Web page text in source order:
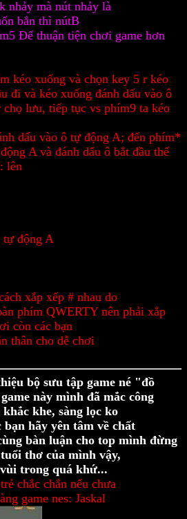
nhảy mà nút nhảy là
bắn thì nútB
Để thuận tiện chơi game hơn
kéo xuống và chọn key 5 r kéo
đi và kéo xuống đánh dấu vào ô
lưu, tiếp tục vs phím9 ta kéo
dấu vào ô tự động A; đến phím*
A và đánh dấu ô bắt đầu thế
lên
tự động A
xắp xếp # nhau do
phím QWERTY nên phải xắp
còn các bạn
thân cho dễ chơi
bộ sưu tập game né "đồ
này mình đã mắc công
khe, sàng lọc ko
hãy yên tâm về chất
bàn luận cho top mình đừng
thơ của mình vậy,
trong quá khứ...
chắc chắn nếu chưa
game nes: Jaskal